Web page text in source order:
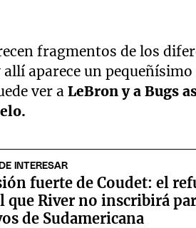
fragmentos de los
aparece un
ver aLeBron y a Bugs
INTERESAR
fuerte de Coudet: el
que River no inscribirá
de Sudamericana